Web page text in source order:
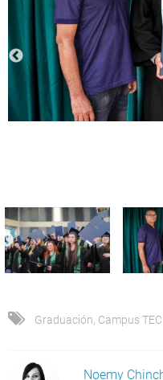
Graduación Campus
Noemy